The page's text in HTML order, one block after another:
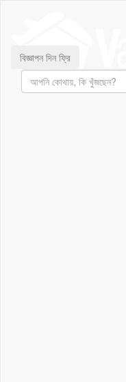
বিজ্ঞাপন দিন ফ্রি